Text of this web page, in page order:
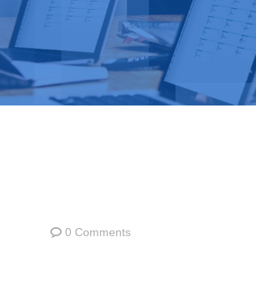
0 Comments